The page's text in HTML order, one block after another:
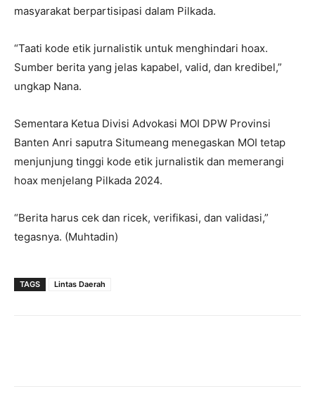
masyarakat berpartisipasi dalam Pilkada.
“Taati kode etik jurnalistik untuk menghindari hoax.
Sumber berita yang jelas kapabel, valid, dan kredibel,”
ungkap Nana.
Sementara Ketua Divisi Advokasi MOI DPW Provinsi
Banten Anri saputra Situmeang menegaskan MOI tetap
menjunjung tinggi kode etik jurnalistik dan memerangi
hoax menjelang Pilkada 2024.
“Berita harus cek dan ricek, verifikasi, dan validasi,”
tegasnya. (Muhtadin)
TAGS Lintas Daerah